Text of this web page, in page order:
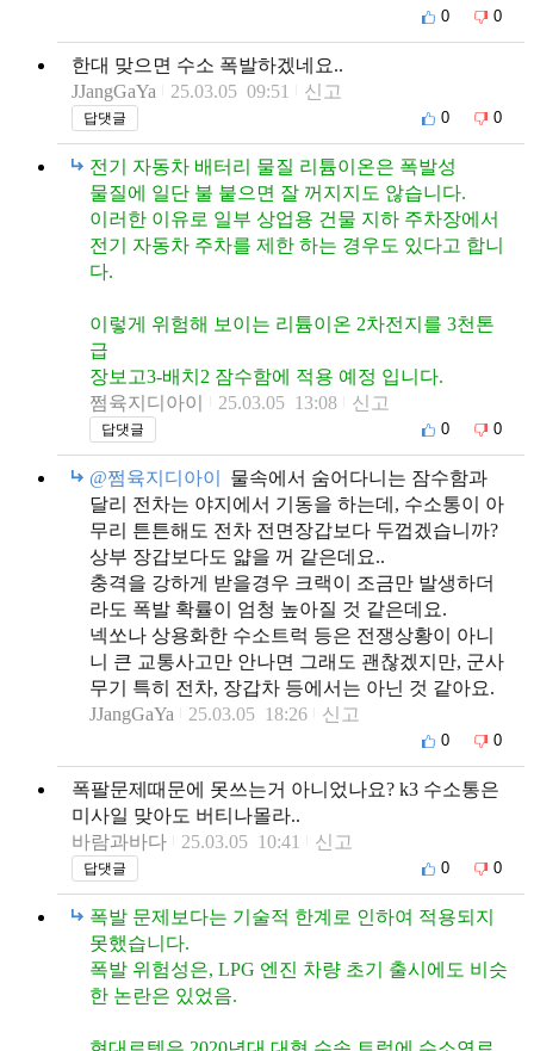
0 0
한대 맞으면 수소 폭발하겠네요..
JJangGaYa
25.03.05 09:51 신고
답댓글 0 0
전기 자동차 배터리 물질 리튬이온은 폭발성
물질에 일단 불 붙으면 잘 꺼지지도 않습니다.
이러한 이유로 일부 상업용 건물 지하 주차장에서
전기 자동차 주차를 제한 하는 경우도 있다고 합니
다.
이렇게 위험해 보이는 리튬이온 2차전지를 3천톤
급
장보고3-배치2 잠수함에 적용 예정 입니다.
쩜육지디아이
25.03.05 13:08 신고
답댓글 0 0
@쩜육지디아이
물속에서 숨어다니는 잠수함과
달리 전차는 야지에서 기동을 하는데, 수소통이 아
무리 튼튼해도 전차 전면장갑보다 두껍겠습니까?
상부 장갑보다도 얇을 꺼 같은데요..
충격을 강하게 받을경우 크랙이 조금만 발생하더
라도 폭발 확률이 엄청 높아질 것 같은데요.
넥쏘나 상용화한 수소트럭 등은 전쟁상황이 아니
니 큰 교통사고만 안나면 그래도 괜찮겠지만, 군사
무기 특히 전차, 장갑차 등에서는 아닌 것 같아요.
JJangGaYa
25.03.05 18:26 신고
0 0
폭팔문제때문에 못쓰는거 아니었나요? k3 수소통은
미사일 맞아도 버티나몰라..
바람과바다
25.03.05 10:41 신고
답댓글 0 0
폭발 문제보다는 기술적 한계로 인하여 적용되지
못했습니다.
폭발 위험성은, LPG 엔진 차량 초기 출시에도 비슷
한 논란은 있었음.